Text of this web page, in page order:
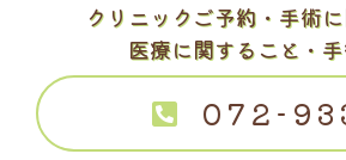
クリニックご予約 ・ 手術
医療に関すること・
072-